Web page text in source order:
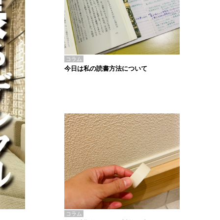
コラム
今日は私の読書方法について
コラム